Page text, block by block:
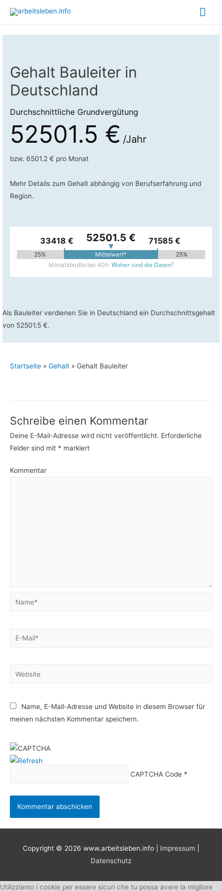
Gehalt Bauleiter in
Deutschland
Durchschnittliche Grundvergütung
52501.5 € /Jahr
bzw. 6501.2 € pro Monat
Mehr Details zum Gehalt abhängig von Berufserfahrung und
Region.
33418 € 52501.5 € 71585 €
25% Mittelwert*
25%
Monatsbrutto bei 40h. Woher sind die Daten?
Als Bauleiter verdienen Sie in Deutschland ein Durchschnittsgehalt
von 52501.5 €.
Startseite » Gehalt » Gehalt Bauleiter
Schreibe einen Kommentar
Deine E-Mail-Adresse wird nicht veröffentlicht. Erforderliche
Felder sind mit * markiert
Kommentar
Name*
E-
Website
Name, E-Mail-Adresse und Website in diesem Browser für
meinen nächsten Kommentar speichern.
CAPTCHA Code*
Copyright © 2026 www.arbeitsleben.info Impressum
Datenschutz
Utilizziamo i cookie per essere sicuri che tu possa avere la migliore